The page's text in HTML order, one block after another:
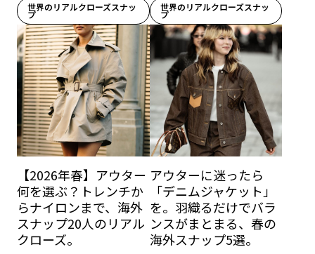
世界のリアルクローズスナッ
プ
世界のリアルクローズスナッ
プ
【2026年春】アウター
何を選ぶ？トレンチか
らナイロンまで、海外
スナップ20人のリアル
クローズ。
アウターに迷ったら
「デニムジャケット」
を。羽織るだけでバラ
ンスがまとまる、春の
海外スナップ5選。